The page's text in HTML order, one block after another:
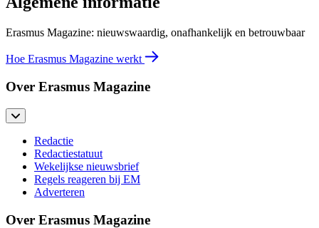
Erasmus Magazine: nieuwswaardig, onafhankelijk en betrouwbaar
Hoe Erasmus Magazine werkt
Over Erasmus Magazine
Redactie
Redactiestatuut
Wekelijkse nieuwsbrief
Regels reageren bij EM
Adverteren
Over Erasmus Magazine